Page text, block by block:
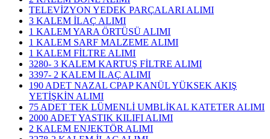
TELEVİZYON YEDEK PARÇALARI ALIMI
3 KALEM İLAÇ ALIMI
1 KALEM YARA ÖRTÜSÜ ALIMI
1 KALEM SARF MALZEME ALIMI
1 KALEM FİLTRE ALIMI
3280- 3 KALEM KARTUŞ FİLTRE ALIMI
3397- 2 KALEM İLAÇ ALIMI
190 ADET NAZAL CPAP KANÜL YÜKSEK AKIŞ
YETİŞKİN ALIMI
75 ADET TEK LÜMENLİ UMBLİKAL KATETER ALIMI
2000 ADET YASTIK KILIFI ALIMI
2 KALEM ENJEKTÖR ALIMI